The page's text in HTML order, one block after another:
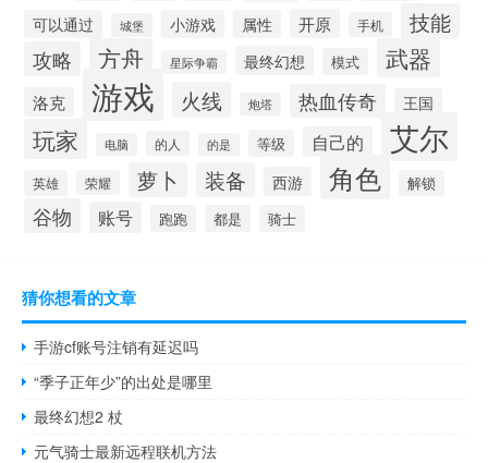
可以通过 城堡 小游戏 属性 开原 手机 技能
攻略 方舟 星际争霸 最终幻想 模式 武器
洛克 游戏 火线 炮塔 热血传奇 王国
玩家 电脑 的人 的是 等级 自己的 艾尔
英雄 荣耀 萝卜 装备 西游 角色 解锁
谷物 账号 跑跑 都是 骑士
猜你想看的文章
手游cf账号注销有延迟吗
“季子正年少”的出处是哪里
最终幻想2 杖
元气骑士最新远程联机方法